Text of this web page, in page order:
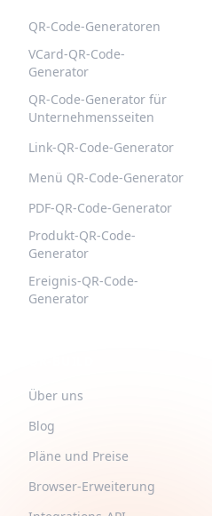
QR-Code-Generatoren
VCard-QR-Code-
Generator
QR-Code-Generator für
Unternehmensseiten
Link-QR-Code-Generator
Menü QR-Code-Generator
PDF-QR-Code-Generator
Produkt-QR-Code-
Generator
Ereignis-QR-Code-
Generator
Über uns
Blog
Pläne und Preise
Browser-Erweiterung